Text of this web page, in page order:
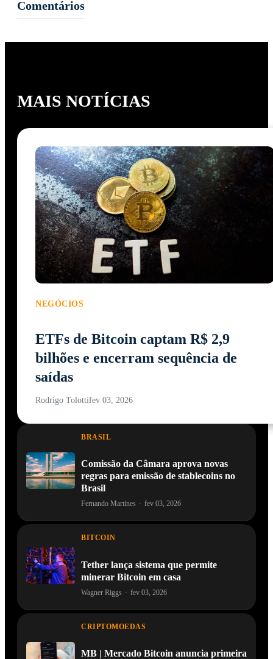
Comentários
MAIS NOTÍCIAS
NEGÓCIOS
ETFs de Bitcoin captam R$ 2,9
bilhões e encerram sequência de
saídas
Rodrigo Tolottifev 03, 2026
BRASIL
Comissão da Câmara aprova novas
regras para emissão de stablecoins no
Brasil
Fernando Martines · fev 03, 2026
BITCOIN
Tether lança sistema que permite
minerar Bitcoin em casa
Wagner Riggs · fev 03, 2026
CRIPTOMOEDAS
MB | Mercado Bitcoin anuncia primeira